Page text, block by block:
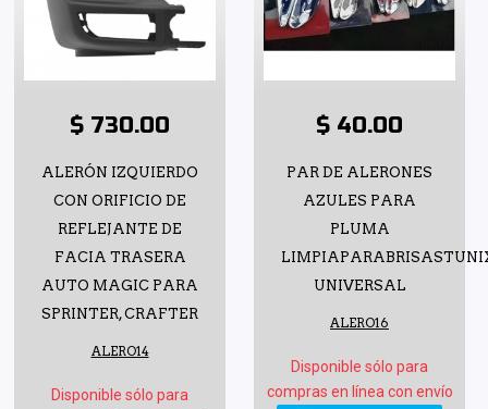
$ 730.00
ALERÓN IZQUIERDO
CON ORIFICIO DE
REFLEJANTE DE
FACIA TRASERA
AUTO MAGIC PARA
SPRINTER, CRAFTER
ALERO14
Disponible sólo para
$ 40.00
PAR DE ALERONES
AZULES PARA
PLUMA
UNIVERSAL
ALERO16
Disponible sólo para
compras en línea con envío